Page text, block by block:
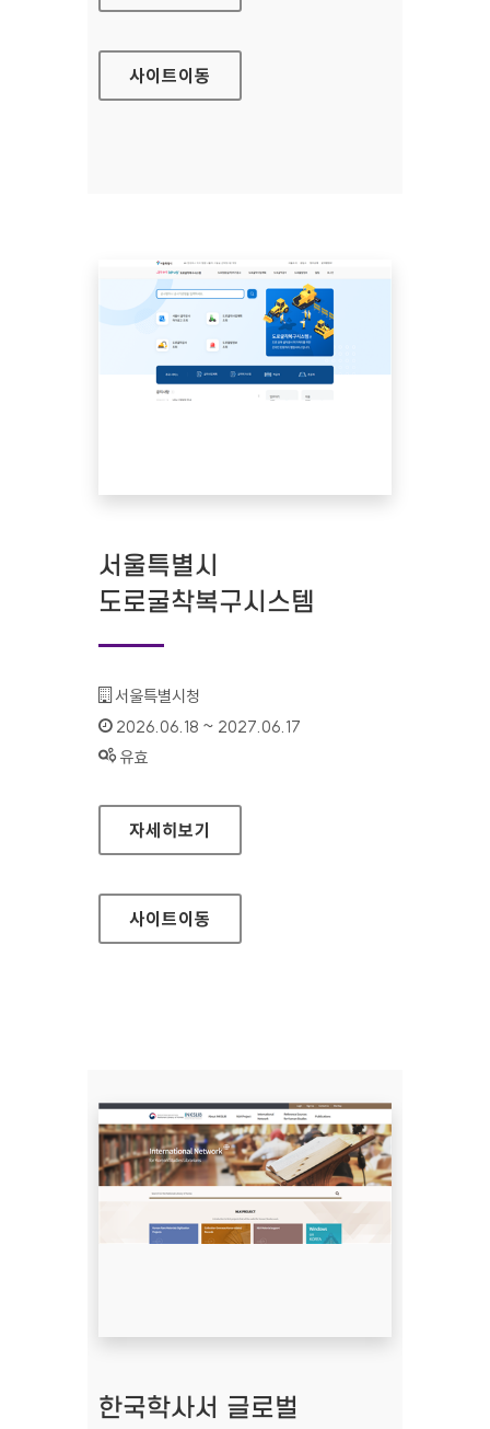
사이트이동
서울특별시
도로굴착복구시스템
기관명 :
서울특별시청
인증기간 :
2026.06.18 ~ 2027.06.17
상태 :
유효
서울특별시 도로굴착복구시스템
자세히보기
사이트이동
한국학사서 글로벌